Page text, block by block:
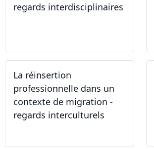
regards interdisciplinaires
La réinsertion
professionnelle dans un
contexte de migration -
regards interculturels